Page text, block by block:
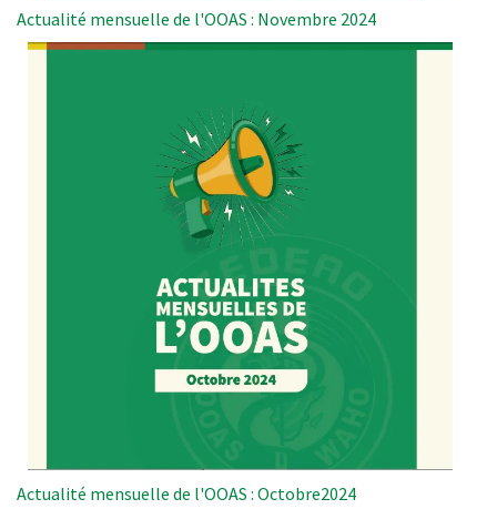
Actualité mensuelle de l'OOAS : Novembre 2024
Actualité mensuelle de l'OOAS : Octobre2024